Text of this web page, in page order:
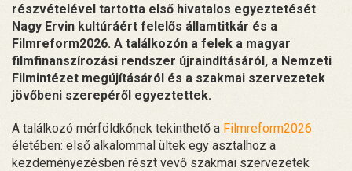
részvételével tartotta első hivatalos egyeztetését
Nagy Ervin kultúráért felelős államtitkár és a
Filmreform2026. A találkozón a felek a magyar
filmfinanszírozási rendszer újraindításáról, a Nemzeti
Filmintézet megújításáról és a szakmai szervezetek
jövőbeni szerepéről egyeztettek.
A találkozó mérföldkőnek tekinthető a Filmreform2026
életében: első alkalommal ültek egy asztalhoz a
kezdeményezésben részt vevő szakmai szervezetek